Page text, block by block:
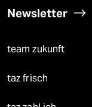
Newsletter
team zukunft
taz frisch